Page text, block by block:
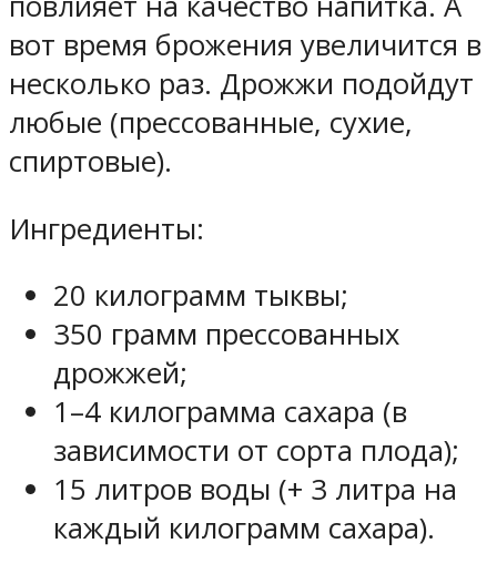
вот время брожения увеличится в
несколько раз. Дрожжи подойдут
любые (прессованные, сухие,
спиртовые).
Ингредиенты:
20 килограмм тыквы;
350 грамм прессованных
дрожжей;
1–4 килограмма сахара (в
зависимости от сорта плода);
15 литров воды (+ 3 литра на
каждый килограмм сахара).